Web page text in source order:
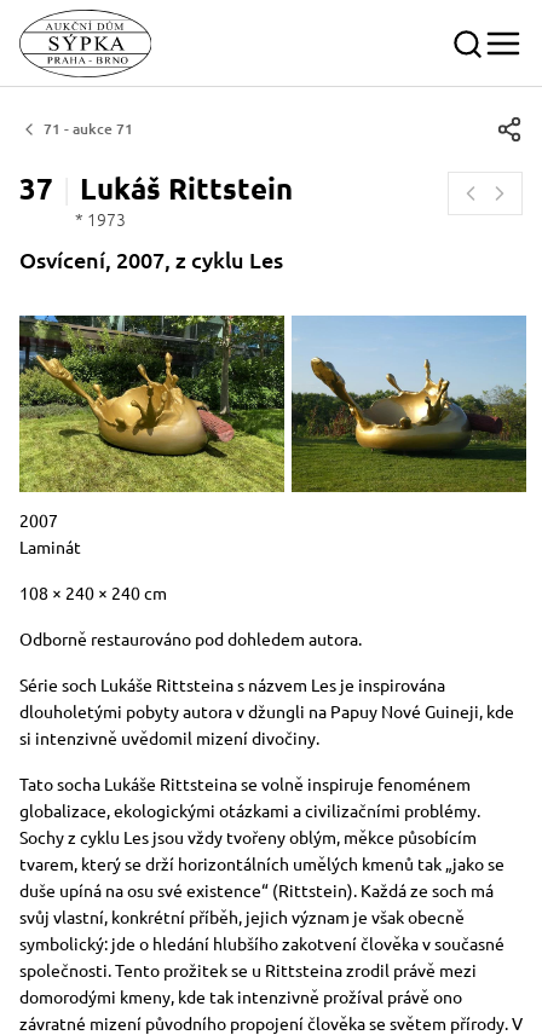
71 - aukce 71
37 Lukáš Rittstein
* 1973
Osvícení, 2007, z cyklu Les
Popisek období vzniku slovy
2007
Technika
Laminát
Rozměry
108 × 240 × 240 cm
Stručný popis předmětu
Odborně restaurováno pod dohledem autora.
Série soch Lukáše Rittsteina s názvem Les je inspirována
dlouholetými pobyty autora v džungli na Papuy Nové Guineji, kde
si intenzivně uvědomil mizení divočiny.
Tato socha Lukáše Rittsteina se volně inspiruje fenoménem
globalizace, ekologickými otázkami a civilizačními problémy.
Sochy z cyklu Les jsou vždy tvořeny oblým, měkce působícím
tvarem, který se drží horizontálních umělých kmenů tak „jako se
duše upíná na osu své existence“ (Rittstein). Každá ze soch má
svůj vlastní, konkrétní příběh, jejich význam je však obecně
symbolický: jde o hledání hlubšího zakotvení člověka v současné
společnosti. Tento prožitek se u Rittsteina zrodil právě mezi
domorodými kmeny, kde tak intenzivně prožíval právě ono
závratné mizení původního propojení člověka se světem přírody. V